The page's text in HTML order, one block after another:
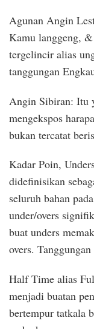
Agunan Angin
Kamu langgeng,
tergelincir alias
tanggungan
Angin Sibiran: Itu
mengekspos
bukan tercatat
Kadar Poin,
didefinisikan
seluruh bahan
under/overs
buat unders
overs.
Half Time alias
menjadi buatan
bertempur tatkala